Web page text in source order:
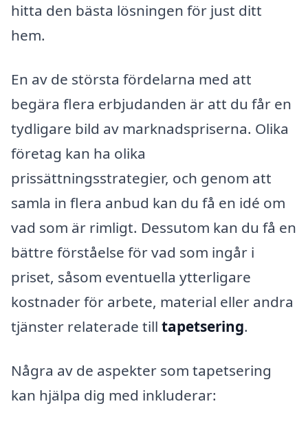
hitta den bästa lösningen för just ditt
hem.
En av de största fördelarna med att
begära flera erbjudanden är att du får en
tydligare bild av marknadspriserna. Olika
företag kan ha olika
prissättningsstrategier, och genom att
samla in flera anbud kan du få en idé om
vad som är rimligt. Dessutom kan du få en
bättre förståelse för vad som ingår i
priset, såsom eventuella ytterligare
kostnader för arbete, material eller andra
tjänster relaterade till tapetsering.
Några av de aspekter som tapetsering
kan hjälpa dig med inkluderar: